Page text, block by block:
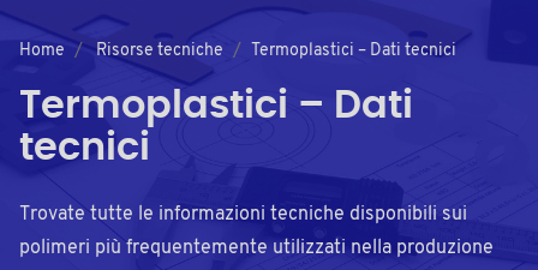
Home Risorse tecniche Termoplastici – Dati tecnici
Termoplastici – Dati
tecnici
Trovate tutte le informazioni tecniche disponibili sui
polimeri più frequentemente utilizzati nella produzione